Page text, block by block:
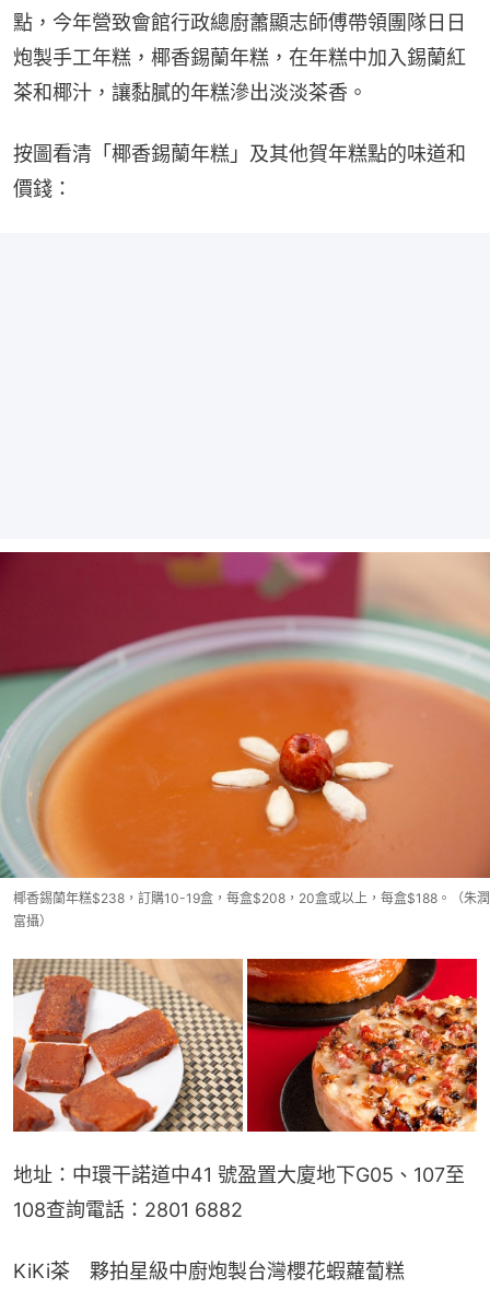
點，今年營致會館行政總廚蕭顯志師傅帶領團隊日日
炮製手工年糕，椰香錫蘭年糕，在年糕中加入錫蘭紅
茶和椰汁，讓黏膩的年糕滲出淡淡茶香。
按圖看清「椰香錫蘭年糕」及其他賀年糕點的味道和
價錢：
椰香錫蘭年糕$238，訂購10-19盒，每盒$208，20盒或以上，每盒$188。（朱潤
富攝）
地址：中環干諾道中41 號盈置大廈地下G05、107至
108查詢電話：2801 6882
KiKi茶　夥拍星級中廚炮製台灣櫻花蝦蘿蔔糕